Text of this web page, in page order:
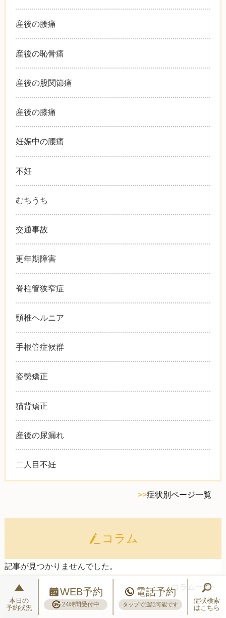
産後の腰痛
産後の恥骨痛
産後の股関節痛
産後の膝痛
妊娠中の腰痛
不妊
むちうち
交通事故
更年期障害
脊柱管狭窄症
頸椎ヘルニア
手根管症候群
姿勢矯正
猫背矯正
産後の尿漏れ
二人目不妊
>>症状別ページ一覧
コラム
記事が見つかりませんでした。
>>コラム一覧
本日の
予約状況
WEB予約
24時間受付中
電話予約
タップで通話可能です
症状検索
はこちら